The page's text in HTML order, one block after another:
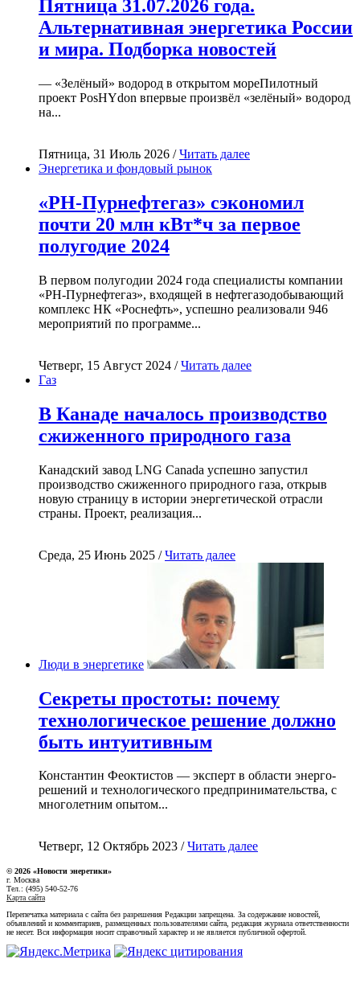
Пятница 31.07.2026 года.
Альтернативная энергетика России
и мира. Подборка новостей
— «Зелёный» водород в открытом мореПилотный
проект PosHYdon впервые произвёл «зелёный» водород
на...
Пятница, 31 Июль 2026 /Читать далее
Энергетика и фондовый рынок
«РН-Пурнефтегаз» сэкономил
почти 20 млн кВт*ч за первое
полугодие 2024
В первом полугодии 2024 года специалисты компании
«РН-Пурнефтегаз», входящей в нефтегазодобывающий
комплекс НК «Роснефть», успешно реализовали 946
мероприятий по программе...
Четверг, 15 Август 2024 /Читать далее
Газ
В Канаде началось производство
сжиженного природного газа
Канадский завод LNG Canada успешно запустил
производство сжиженного природного газа, открыв
новую страницу в истории энергетической отрасли
страны. Проект, реализация...
Среда, 25 Июнь 2025 /Читать далее
Люди в энергетике
Секреты простоты: почему
технологическое решение должно
быть интуитивным
Константин Феоктистов — эксперт в области энерго-
решений и технологического предпринимательства, с
многолетним опытом...
Четверг, 12 Октябрь 2023 /Читать далее
© 2026 «Новости энеретики»
г. Москва
Тел.: (495) 540-52-76
Карта сайта
Перепечатка материала с сайта без разрешения Редакции запрещена. За содержание новостей,
объявлений и комментариев, размещенных пользователями сайта, редакция журнала ответственности
не несет. Вся информация носит справочный характер и не является публичной офертой.